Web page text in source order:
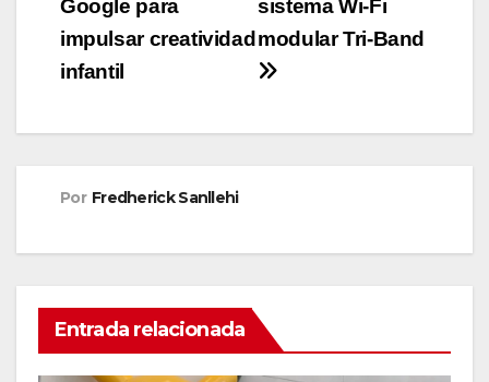
entradas
sistema Wi-Fi
modular Tri-Band
Google para
impulsar creatividad
infantil
Por Fredherick Sanllehi
Entrada relacionada